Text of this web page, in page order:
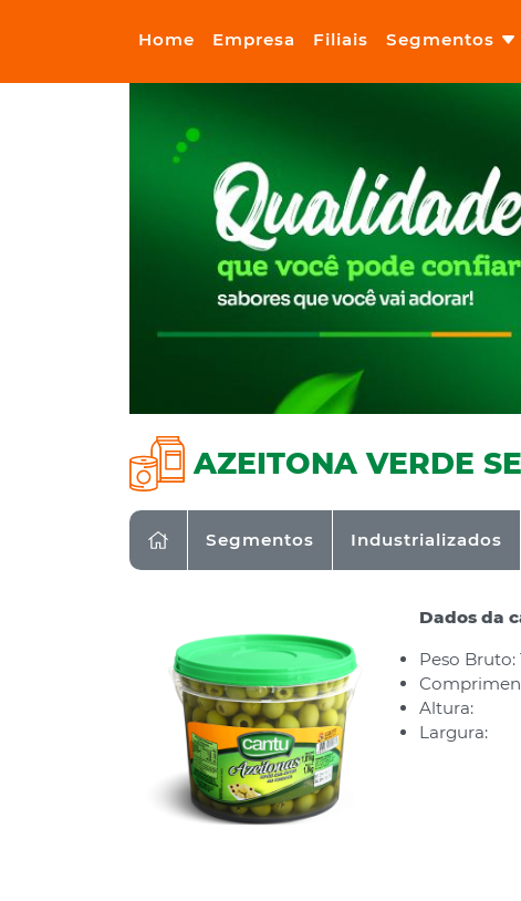
Home Empresa Filiais Segmentos
AZEITONA VERDE
Segmentos Industrializados
Dados da
Peso Bruto:
Altura:
Largura: